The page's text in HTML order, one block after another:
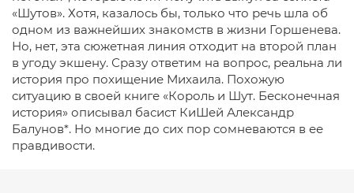
«Шутов». Хотя, казалось бы, только что речь шла об
одном из важнейших знакомств в жизни Горшенева.
Но, нет, эта сюжетная линия отходит на второй план
в угоду экшену. Сразу ответим на вопрос, реальна ли
история про похищение Михаила. Похожую
ситуацию в своей книге «Король и Шут. Бесконечная
история» описывал басист КиШей Александр
Балунов*. Но многие до сих пор сомневаются в ее
правдивости.